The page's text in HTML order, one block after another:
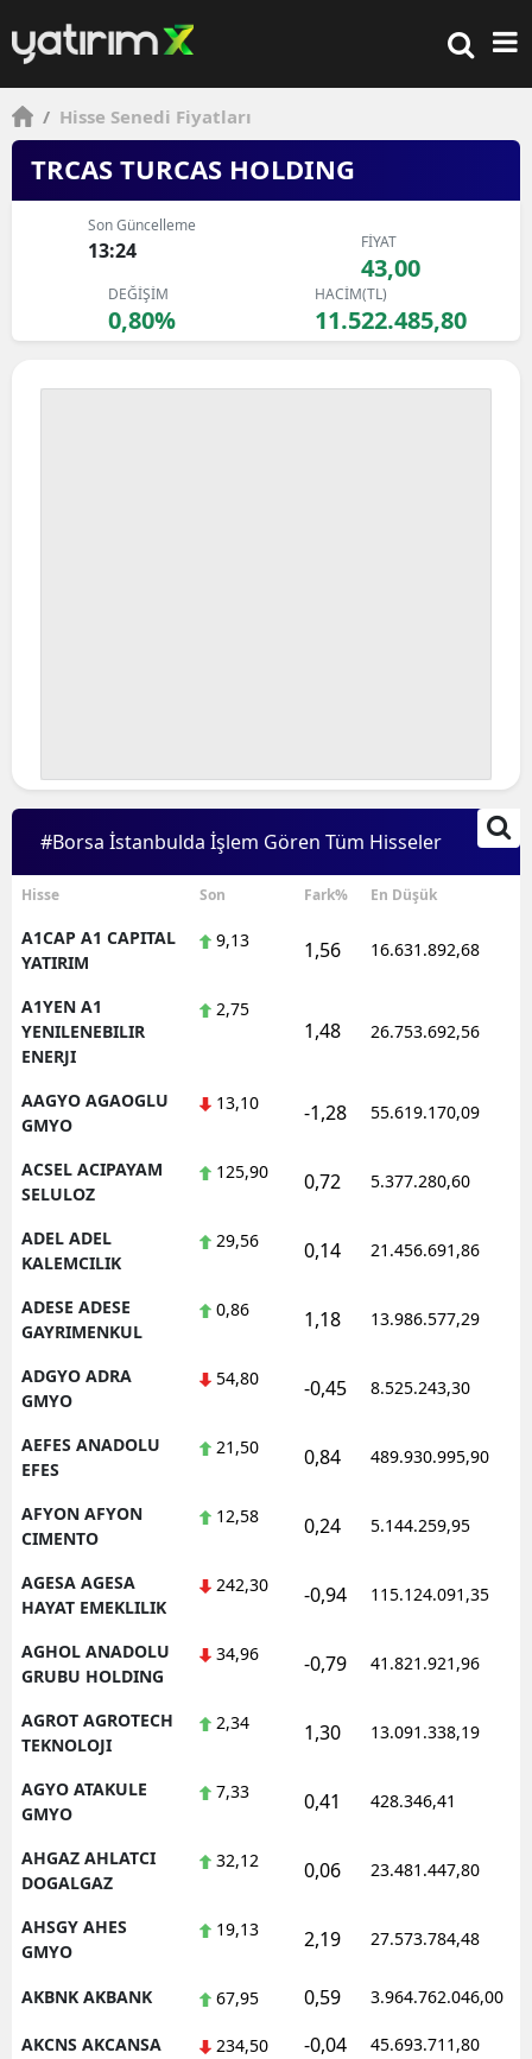
/ Hisse Senedi Fiyatları
TRCAS TURCAS HOLDING
Son Güncelleme
13:24 FİYAT
43,00
DEĞİŞİM
0,80%
HACİM(TL)
11.522.485,80
#Borsa İstanbulda İşlem Gören Tüm Hisseler
Hisse Son Fark% En Düşük
A1CAP A1 CAPITAL
YATIRIM
9,13 1,56 16.631.892,68
A1YEN A1
YENILENEBILIR
ENERJI
2,75
1,48 26.753.692,56
AAGYO AGAOGLU
GMYO
13,10 -1,28 55.619.170,09
ACSEL ACIPAYAM
SELULOZ
125,90 0,72 5.377.280,60
ADEL ADEL
KALEMCILIK
29,56 0,14 21.456.691,86
ADESE ADESE
GAYRIMENKUL
0,86 1,18 13.986.577,29
ADGYO ADRA
GMYO
54,80 -0,45 8.525.243,30
AEFES ANADOLU
EFES
21,50 0,84 489.930.995,90
AFYON AFYON
CIMENTO
12,58 0,24 5.144.259,95
AGESA AGESA
HAYAT EMEKLILIK
242,30 -0,94 115.124.091,35
AGHOL ANADOLU
GRUBU HOLDING
34,96 -0,79 41.821.921,96
AGROT AGROTECH
TEKNOLOJI
2,34 1,30 13.091.338,19
AGYO ATAKULE
GMYO
7,33 0,41 428.346,41
AHGAZ AHLATCI
DOGALGAZ
32,12 0,06 23.481.447,80
AHSGY AHES
GMYO
19,13 2,19 27.573.784,48
AKBNK AKBANK 67,95 0,59 3.964.762.046,00
AKCNS AKCANSA 234,50 -0,04 45.693.711,80